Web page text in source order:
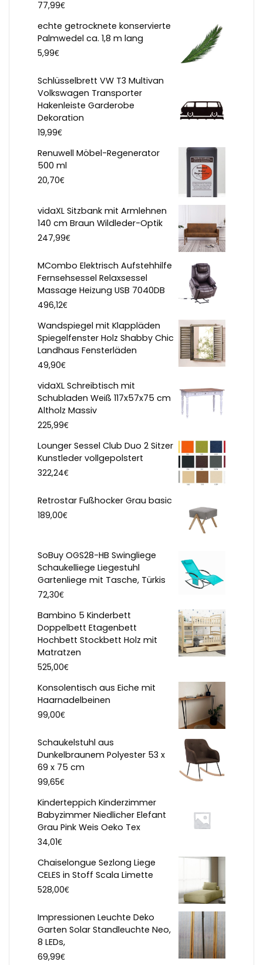
77,99€
echte getrocknete konservierte
Palmwedel ca. 1,8 m lang
5,99€
Schlüsselbrett VW T3 Multivan
Volkswagen Transporter
Hakenleiste Garderobe
Dekoration
19,99€
Renuwell Möbel-Regenerator
500 ml
20,70€
vidaXL Sitzbank mit Armlehnen
140 cm Braun Wildleder-Optik
247,99€
MCombo Elektrisch Aufstehhilfe
Fernsehsessel Relaxsessel
Massage Heizung USB 7040DB
496,12€
Wandspiegel mit Klappläden
Spiegelfenster Holz Shabby Chic
Landhaus Fensterläden
49,90€
vidaXL Schreibtisch mit
Schubladen Weiß 117x57x75 cm
Altholz Massiv
225,99€
Lounger Sessel Club Duo 2 Sitzer
Kunstleder vollgepolstert
322,24€
Retrostar Fußhocker Grau basic
189,00€
SoBuy OGS28-HB Swingliege
Schaukelliege Liegestuhl
Gartenliege mit Tasche, Türkis
72,30€
Bambino 5 Kinderbett
Doppelbett Etagenbett
Hochbett Stockbett Holz mit
Matratzen
525,00€
Konsolentisch aus Eiche mit
Haarnadelbeinen
99,00€
Schaukelstuhl aus
Dunkelbraunem Polyester 53 x
69 x 75 cm
99,65€
Kinderteppich Kinderzimmer
Babyzimmer Niedlicher Elefant
Grau Pink Weis Oeko Tex
34,01€
Chaiselongue Sezlong Liege
CELES in Stoff Scala Limette
528,00€
Impressionen Leuchte Deko
Garten Solar Standleuchte Neo,
8 LEDs,
69,99€